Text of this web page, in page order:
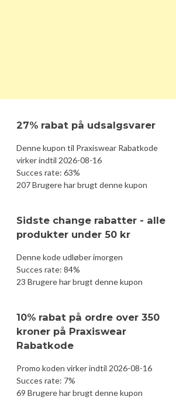
27% rabat på udsalgsvarer
Denne kupon til Praxiswear Rabatkode
virker indtil 2026-08-16
Succes rate: 63%
207 Brugere har brugt denne kupon
Sidste change rabatter - alle
produkter under 50 kr
Denne kode udløber imorgen
Succes rate: 84%
23 Brugere har brugt denne kupon
10% rabat på ordre over 350
kroner på Praxiswear
Rabatkode
Promo koden virker indtil 2026-08-16
Succes rate: 7%
69 Brugere har brugt denne kupon